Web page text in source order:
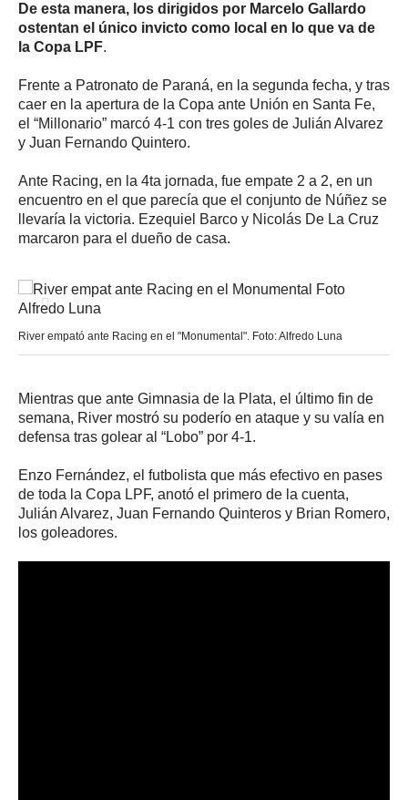
De esta manera, los dirigidos por Marcelo Gallardo
ostentan el único invicto como local en lo que va de
la Copa LPF.
Frente a Patronato de Paraná, en la segunda fecha, y tras
caer en la apertura de la Copa ante Unión en Santa Fe,
el “Millonario” marcó 4-1 con tres goles de Julián Alvarez
y Juan Fernando Quintero.
Ante Racing, en la 4ta jornada, fue empate 2 a 2, en un
encuentro en el que parecía que el conjunto de Núñez se
llevaría la victoria. Ezequiel Barco y Nicolás De La Cruz
marcaron para el dueño de casa.
River empató ante Racing en el "Monumental". Foto: Alfredo Luna
Mientras que ante Gimnasia de la Plata, el último fin de
semana, River mostró su poderío en ataque y su valía en
defensa tras golear al “Lobo” por 4-1.
Enzo Fernández, el futbolista que más efectivo en pases
de toda la Copa LPF, anotó el primero de la cuenta,
Julián Alvarez, Juan Fernando Quinteros y Brian Romero,
los goleadores.